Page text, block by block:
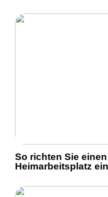
So richten Sie
Heimarbeitsplatz ein